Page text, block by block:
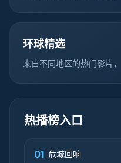
环球精选
来自不同地区的热门影片
热播榜入口
01 危城回响